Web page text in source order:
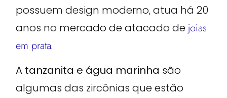
possuem design moderno, atua há 20
anos no mercado de atacado de joias
em prata.
A tanzanita e água marinha são
algumas das zircônias que estão